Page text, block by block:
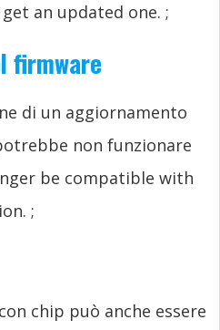
an updated one. ;
firmware
di un aggiornamento
non funzionare
be compatible with
;
chip può anche essere